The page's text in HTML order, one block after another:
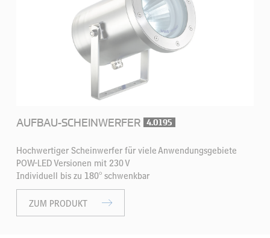
AUFBAU-SCHEINWERFER 4.0195
Hochwertiger Scheinwerfer für viele Anwendungsgebiete
POW-LED Versionen mit 230 V
Individuell bis zu 180° schwenkbar
ZUM PRODUKT